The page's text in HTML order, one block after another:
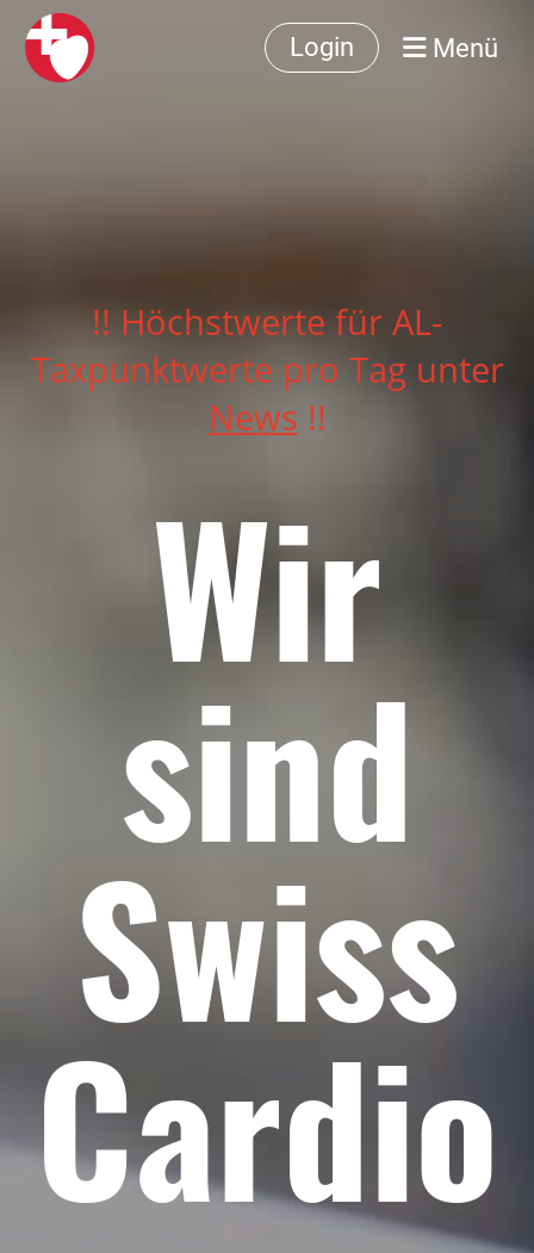
Login Menü
!! Höchstwerte für AL-
Taxpunktwerte pro Tag unter
News !!
Wir
sind
Swiss
Cardio